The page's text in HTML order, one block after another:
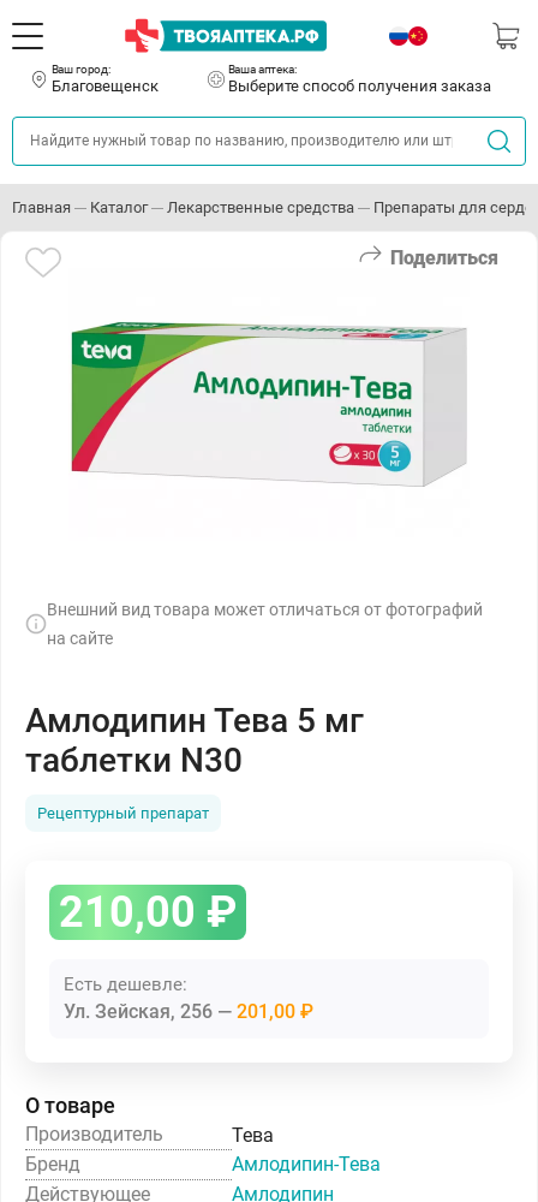
Ваш город:
Благовещенск
Ваша аптека:
Выберите способ получения заказа
Главная Каталог Лекарственные средства Препараты для
Поделиться
Внешний вид товара может отличаться от фотографий
на сайте
Амлодипин Тева 5 мг
таблетки N30
Рецептурный препарат
210,00 ₽
Есть дешевле:
Ул. Зейская, 256 201,00 ₽
О товаре
Производитель
Тева
Бренд
Амлодипин-Тева
Действующее
Амлодипин